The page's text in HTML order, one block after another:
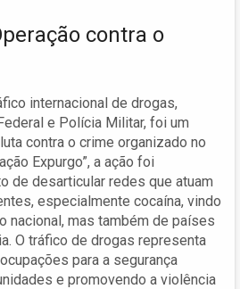
contra o
internacional de drogas,
e Polícia Militar, foi um
contra o crime organizado no
Expurgo”, a ação foi
de desarticular redes que atuam
especialmente cocaína, vindo
nacional, mas também de países
O tráfico de drogas representa
para a segurança
e promovendo a violência